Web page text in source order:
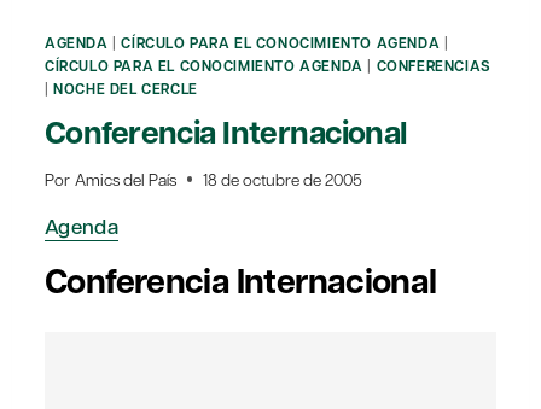
AGENDA |CÍRCULO PARA EL CONOCIMIENTO AGENDA |
CÍRCULO PARA EL CONOCIMIENTO AGENDA | CONFERENCIAS
|NOCHE DEL CERCLE
Conferencia Internacional
Por Amics del País 18 de octubre de 2005
Agenda
Conferencia Internacional